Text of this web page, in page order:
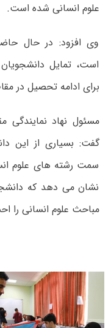
علوم انسانی شده است.
وی افزود: در حال
است، تمایل
برای ادامه تحصیل در
مسئول نهاد نمایندگی
گفت: بسیاری از این
سمت رشته های علوم
نشان می دهد که
مباحث علوم انسانی را